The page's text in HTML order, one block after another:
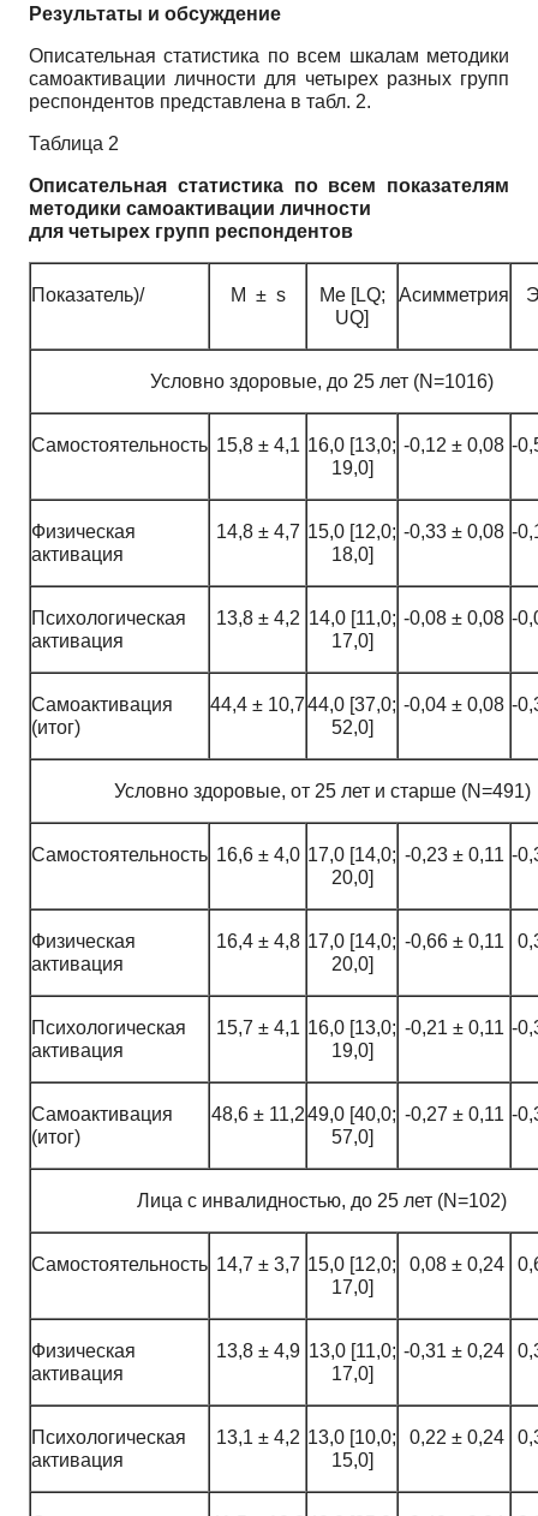
Результаты и обсуждение
Описательная статистика по всем шкалам методики
самоактивации личности для четырех разных групп
респондентов представлена в табл. 2.
Таблица 2
Описательная статистика по всем показателям
методики самоактивации личности
для четырех групп респондентов
Показатель)/ M ± s
Me [LQ;
UQ]
Асимметрия
Условно здоровые, до 25 лет (N=1016)
Самостоятельность 15,8 ± 4,1 16,0 [13,0;
19,0]
-0,12 ± 0,08 -
Физическая
активация
14,8 ± 4,7 15,0 [12,0;
18,0]
-0,33 ± 0,08 -
Психологическая
активация
13,8 ± 4,2 14,0 [11,0;
17,0]
-0,08 ± 0,08 -
Самоактивация
(итог)
44,4 ± 10,744,0 [37,0;
52,0]
-0,04 ± 0,08 -
Условно здоровые, от 25 лет и старше (N=491)
Самостоятельность 16,6 ± 4,0 17,0 [14,0;
20,0]
-0,23 ± 0,11 -
Физическая
активация
16,4 ± 4,8 17,0 [14,0;
20,0]
-0,66 ± 0,11
Психологическая
активация
15,7 ± 4,1 16,0 [13,0;
19,0]
-0,21 ± 0,11 -
Самоактивация
(итог)
48,6 ± 11,249,0 [40,0;
57,0]
-0,27 ± 0,11 -
Лица с инвалидностью, до 25 лет (N=102)
Самостоятельность 14,7 ± 3,7 15,0 [12,0;
17,0]
0,08 ± 0,24
Физическая
активация
13,8 ± 4,9 13,0 [11,0;
17,0]
-0,31 ± 0,24
Психологическая
активация
13,1 ± 4,2 13,0 [10,0;
15,0]
0,22 ± 0,24